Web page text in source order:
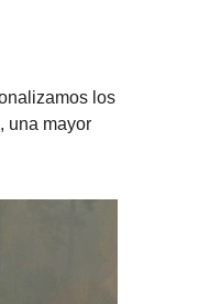
los
una mayor